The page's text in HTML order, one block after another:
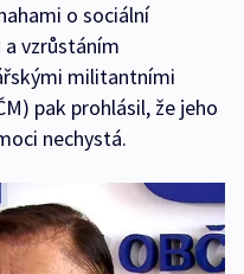
o sociální
vzrůstáním
militantními
pak prohlásil, že jeho
nechystá.